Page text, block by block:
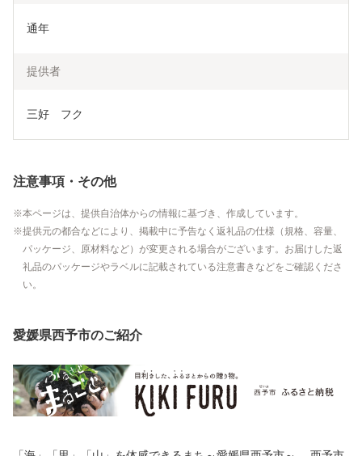
通年
提供者
三好　フク
注意事項・その他
本ページは、提供自治体からの情報に基づき、作成しています。
提供元の都合などにより、掲載中に予告なく返礼品の仕様（規格、容量、
パッケージ、原材料など）が変更される場合がございます。お届けした返
礼品のパッケージやラベルに記載されている注意書きなどをご確認くださ
い。
愛媛県西予市のご紹介